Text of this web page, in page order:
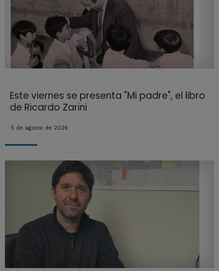
Este viernes se presenta "Mi padre", el libro
de Ricardo Zarini
5 de agosto de 2026